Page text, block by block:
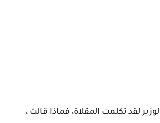
لقد تكلمت المقلاة، فماذا قالت ،